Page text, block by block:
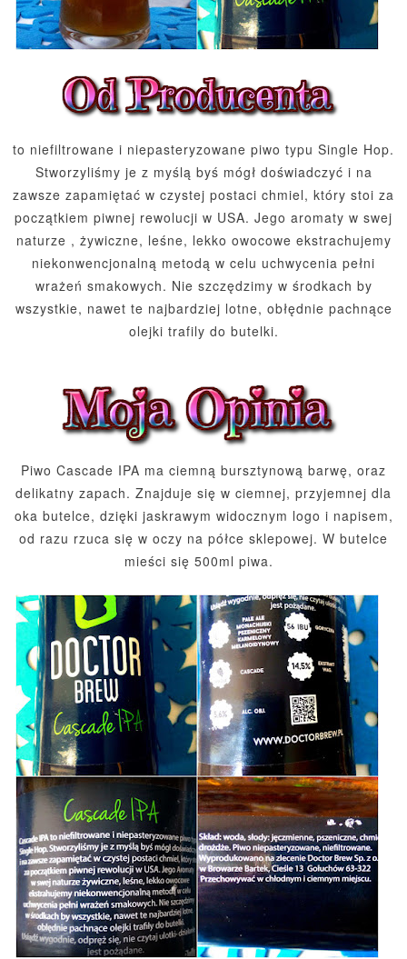
to niefiltrowane i niepasteryzowane piwo typu Single Hop.
Stworzyliśmy je z myślą byś mógł doświadczyć i na
zawsze zapamiętać w czystej postaci chmiel, który stoi za
początkiem piwnej rewolucji w USA. Jego aromaty w swej
naturze , żywiczne, leśne, lekko owocowe ekstrachujemy
niekonwencjonalną metodą w celu uchwycenia pełni
wrażeń smakowych. Nie szczędzimy w środkach by
wszystkie, nawet te najbardziej lotne, obłędnie pachnące
olejki trafily do butelki.
Piwo Cascade IPA ma ciemną bursztynową barwę, oraz
delikatny zapach. Znajduje się w ciemnej, przyjemnej dla
oka butelce, dzięki jaskrawym widocznym logo i napisem,
od razu rzuca się w oczy na półce sklepowej. W butelce
mieści się 500ml piwa.